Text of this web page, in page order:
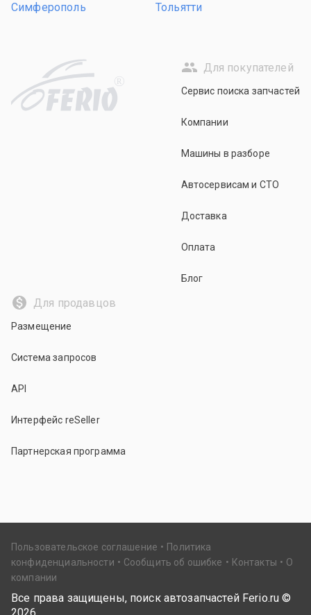
Симферополь
Тольятти
R
Для покупателей
Сервис поиска запчастей
Компании
Машины в разборе
Автосервисам и СТО
Доставка
Оплата
Блог
Для продавцов
Размещение
Система запросов
API
Интерфейс reSeller
Партнерская программа
Пользовательское соглашение
Политика
конфиденциальности
Сообщить об ошибке Контакты
О
компании
Все права защищены, поиск автозапчастей Ferio.ru ©